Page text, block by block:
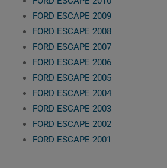
FORD ESCAPE 2009
FORD ESCAPE 2008
FORD ESCAPE 2007
FORD ESCAPE 2006
FORD ESCAPE 2005
FORD ESCAPE 2004
FORD ESCAPE 2003
FORD ESCAPE 2002
FORD ESCAPE 2001